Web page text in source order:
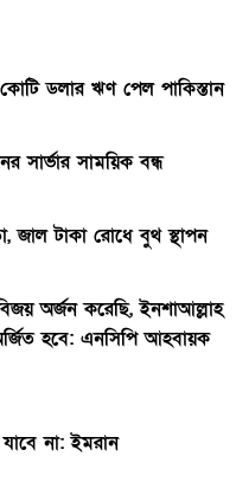
ডলার ঋণ পেল পাকিস্তান
সার্ভার সাময়িক বন্ধ
জাল টাকা রোধে বুথ স্থাপন
অর্জন করেছি, ইনশাআল্লাহ
হবে: এনসিপি আহবায়ক
না: ইমরান